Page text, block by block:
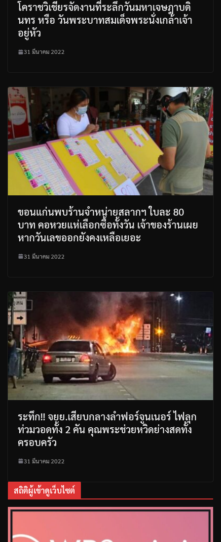
โคราชวิเชียรจัดงานที่ระลึกวันมหาเจษฎาบดิ
นทร หรือ วันพระบาทสมเด็จพระนั่งเกล้าเจ้า
อยู่หัว
31 มีนาคม 2022
ขอนแก่นพบร้านจำหน่ายสลากฯ ใบละ 80
บาท คอหวยแห่เลือกซื้อทั้งวัน เจ้าของร้านเผย
หากวันเลขออกยังคงเหลือเยอะ
31 มีนาคม 2022
ระทึก!! จยย.เสียบกลางลำฟอร์จูนเนอร์ ไฟลุก
ท่วมวอดทั้ง 2 คัน คุณพระช่วยหวิดย่างสดทั้ง
ครอบครัว
31 มีนาคม 2022
สถิติผู้เข้าดูเว็บไซต์